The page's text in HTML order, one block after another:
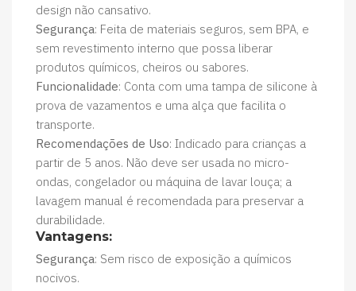
design não cansativo.
Segurança: Feita de materiais seguros, sem BPA, e
sem revestimento interno que possa liberar
produtos químicos, cheiros ou sabores.
Funcionalidade: Conta com uma tampa de silicone à
prova de vazamentos e uma alça que facilita o
transporte.
Recomendações de Uso: Indicado para crianças a
partir de 5 anos. Não deve ser usada no micro-
ondas, congelador ou máquina de lavar louça; a
lavagem manual é recomendada para preservar a
durabilidade.
Vantagens:
Segurança: Sem risco de exposição a químicos
nocivos.